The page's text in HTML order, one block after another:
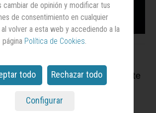
vídeos
futuro del comercio digital durante
su Commerce Week en
que reunió a marcas,
cambiar de opinión y modificar tus
de consentimiento en cualquier
volver a esta web y accediendo a la
página Política de Cookies.
todo Rechazar todo
Configurar